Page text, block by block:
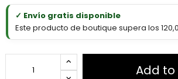
✓ Envío gratis disponible
Este producto de boutique supera los
Add